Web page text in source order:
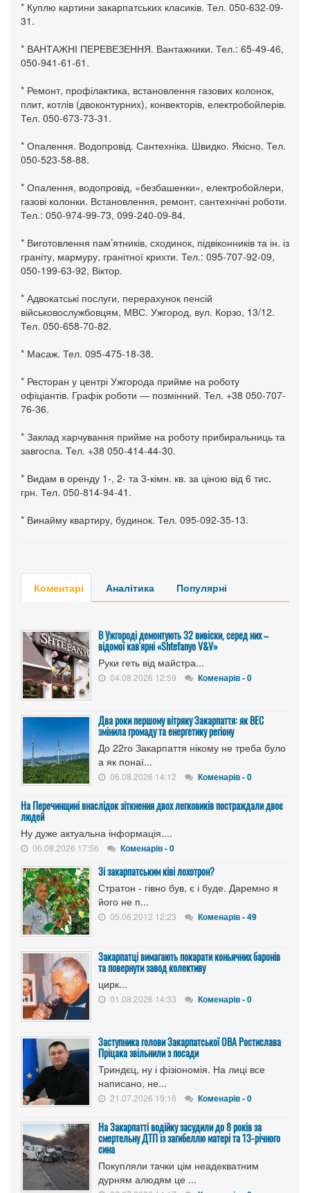
* Куплю картини закарпатських класиків. Тел. 050-632-09-
31.
* ВАНТАЖНІ ПЕРЕВЕЗЕННЯ. Вантажники. Тел.: 65-49-46,
050-941-61-61.
* Ремонт, профілактика, встановлення газових колонок,
плит, котлів (двоконтурних), конвекторів, електробойлерів.
Тел. 050-673-73-31.
* Опалення. Водопровід. Сантехніка. Швидко. Якісно. Тел.
050-523-58-88.
* Опалення, водопровід, «безбашенки», електробойлери,
газові колонки. Встановлення, ремонт, сантехнічні роботи.
Тел.: 050-974-99-73, 099-240-09-84.
* Виготовлення пам’ятників, сходинок, підвіконників та ін. із
граніту, мармуру, гранітної крихти. Тел.: 095-707-92-09,
050-199-63-92, Віктор.
* Адвокатські послуги, перерахунок пенсій
військовослужбовцям, МВС. Ужгород, вул. Корзо, 13/12.
Тел. 050-658-70-82.
* Масаж. Тел. 095-475-18-38.
* Ресторан у центрі Ужгорода прийме на роботу
офіціантів. Графік роботи — позмінний. Тел. +38 050-707-
76-36.
* Заклад харчування прийме на роботу прибиральниць та
завгоспа. Тел. +38 050-414-44-30.
* Видам в оренду 1-, 2- та 3-кімн. кв. за ціною від 6 тис.
грн. Тел. 050-814-94-41.
* Винайму квартиру, будинок. Тел. 095-092-35-13.
Коментарі Аналітика Популярні
В Ужгороді демонтують 32 вивіски, серед них –
відомої кав'ярні «Shtefanyo V&V»
Руки геть від майстра...
04.08.2026 12:59 Коменарів - 0
Два роки першому вітряку Закарпаття: як ВЕС
змінила громаду та енергетику регіону
До 22го Закарпаття нікому не треба було
а як понаї...
06.08.2026 14:12 Коменарів - 0
На Перечинщині внаслідок зіткнення двох легковиків постраждали двоє
людей
Ну дуже актуальна інформація....
06.08.2026 17:56 Коменарів - 0
Зі закарпатським ківі лохотрон?
Стратон - гівно був, є і буде. Даремно я
його не п...
05.06.2012 12:23 Коменарів - 49
Закарпатці вимагають покарати коньячних баронів
та повернути завод колективу
цирк...
01.08.2026 14:33 Коменарів - 0
Заступника голови Закарпатської ОВА Ростислава
Пріцака звільнили з посади
Триндєц, ну і фізіономія. На лиці все
написано, не...
21.07.2026 19:16 Коменарів - 0
На Закарпатті водійку засудили до 8 років за
смертельну ДТП із загибеллю матері та 13-річного
сина
Покупляли тачки цім неадекватним
дурням алюдям це ...